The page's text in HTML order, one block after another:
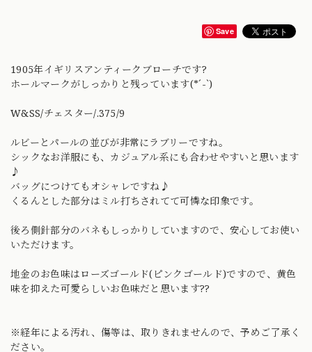
Save
1905年イギリスアンティークブローチです?
ホールマークがしっかりと残っています(*´-`)
W&SS/チェスター/.375/9
ルビーとパールの並びが非常にラブリーですね。
シックなお洋服にも、カジュアル系にも合わせやすいと思います
♪
バッグにつけてもオシャレですね♪
くるんとした部分はミル打ちされてて可憐な印象です。
後ろ側針部分のバネもしっかりしていますので、安心してお使い
いただけます。
地金のお色味はローズゴールド(ピンクゴールド)ですので、黄色
味を抑えた可愛らしいお色味だと思います??
※経年による汚れ、傷等は、取りきれませんので、予めご了承く
ださい。